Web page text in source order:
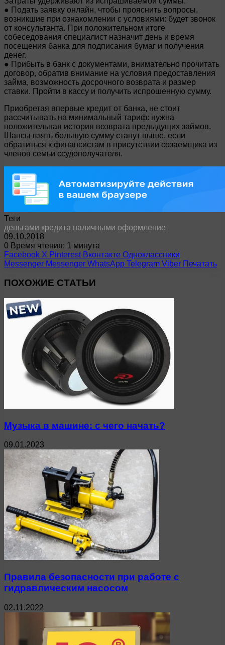
● Подать заявку онлайн, чтобы прояснить вопросы,
возникшие при ознакомлении с условиями: будет звонок
от консультанта. При положительном итоге
собеседования специалист назначит день и время
посещения банка для подписания бумаг и получения
денег.
● Прибыть в банк с документами, внимательно прочитать
договор, обратив внимание на условия предоставления
займа, возможность досрочного возврата и размер
ставки. Пройти в кассу и получить испрошенную сумму.
Приобретая впервые кредит от банка, не стоит
рассчитывать на минимальный тариф: нужна
положительная история возврата предыдущих займов.
Шансы взять большую сумму станут выше, если
обратиться к финансистам в присутствии созаемщика из
членов семьи ссудополучателя.
Теги
деньгами кредита наличными оформление
09.10.2018
0 Время чтения: 1 минута
Facebook X Pinterest Вконтакте Одноклассники
Messenger Messenger WhatsApp Telegram Viber Печатать
ПОХОЖИЕ СТАТЬИ
Музыка в машине: с чего начать?
09.01.2023
Правила безопасности при работе с
гидравлическим насосом
02.11.2022